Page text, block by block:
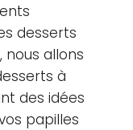
desserts
nous allons
à
des idées
papilles